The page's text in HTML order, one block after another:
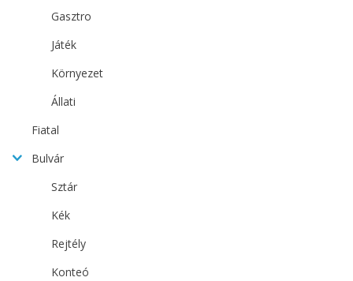
Gasztro
Játék
Környezet
Állati
Fiatal
Bulvár
Sztár
Kék
Rejtély
Konteó